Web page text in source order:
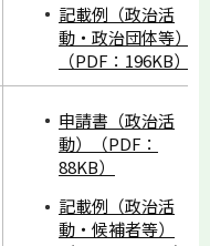
記載例（政治活
動・政治団体等）
（PDF：196KB）
申請書（政治活
動）（PDF：
88KB）
記載例（政治活
動・候補者等）